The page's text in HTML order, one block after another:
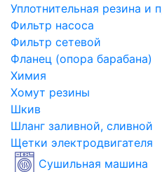
Уплотнительная резина и
Фильтр насоса
Фильтр сетевой
Фланец (опора барабана)
Химия
Хомут резины
Шкив
Шланг заливной, сливной
Щетки электродвигателя
Сушильная машина